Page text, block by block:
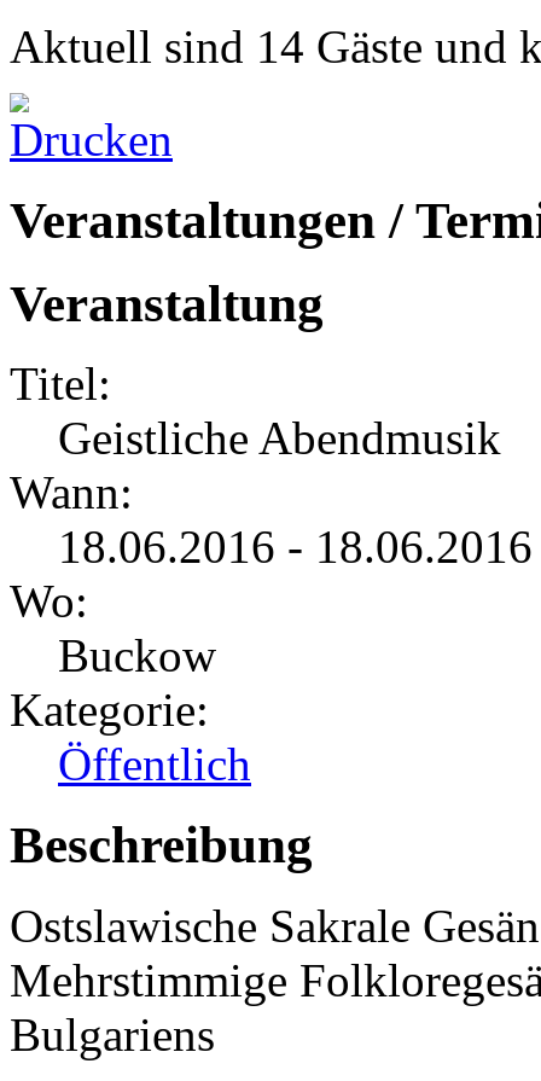
Aktuell sind 14 Gäste und
Veranstaltungen /
Veranstaltung
Titel:
Geistliche Abendmusik
Wann:
18.06.2016 -
Wo:
Buckow
Kategorie:
Öffentlich
Beschreibung
Ostslawische Sakrale
Mehrstimmige
Bulgariens